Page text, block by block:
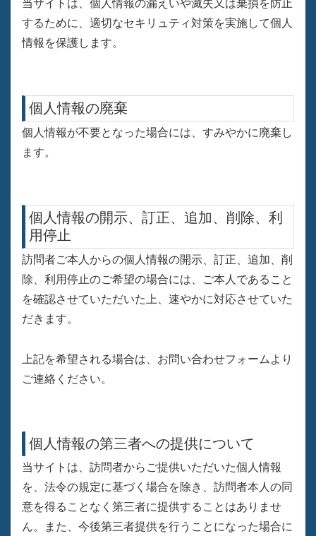
当サイトは、個人情報の漏えいや滅失又は棄損を防止
するために、適切なセキリュティ対策を実施して個人
情報を保護します。
個人情報の廃棄
個人情報が不要となった場合には、すみやかに廃棄し
ます。
個人情報の開示、訂正、追加、削除、利
用停止
訪問者ご本人からの個人情報の開示、訂正、追加、削
除、利用停止のご希望の場合には、ご本人であること
を確認させていただいた上、速やかに対応させていた
だきます。
上記を希望される場合は、お問い合わせフォームより
ご連絡ください。
個人情報の第三者への提供について
当サイトは、訪問者からご提供いただいた個人情報
を、法令の規定に基づく場合を除き、訪問者本人の同
意を得ることなく第三者に提供することはありませ
ん。また、今後第三者提供を行うことになった場合に